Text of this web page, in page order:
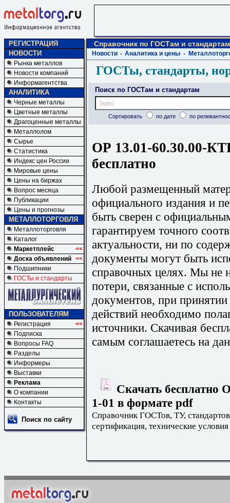
РЕГИСТРАЦИЯ
НОВОСТИ
Рынка металлов
Новости компаний
Информагентства
АНАЛИТИКА
Черные металлы
Цветные металлы
Драгоценные металлы
Металлолом
Сырье
Статистика
Индекс цен России
Мировые цены
Цены на биржах
Вопрос месяца
Публикации
Цены и прогнозы
МЕТАЛЛОТОРГОВЛЯ
Металлоторговля
Каталог
Маркетплейс
<<
Доска объявлений <<
Подшипники
ГОСТы и стандарты
ПОЛЬЗОВАТЕЛЯМ
Регистрация
<<
Подписка
Вопросы FAQ
Разделы
Информеры
Выставки
Реклама
О компании
Контакты
Поиск по сайту
Справочник по ГОСТам и стандартам
Новости Аналитика и цены
ГОСТы, стандарты,
Поиск по ГОСТам и стандартам
Сортировать по дате по
ОР 13.01-60.30.00-
бесплатно
Любой размещенный
официального издания и
быть сверен с
гарантируем точного
актуальности, ни по
документы могут быть
справочных целях. Мы не
потери, связанные с
документов, при
действий необходимо
источники. Скачивая
самым соглашаетесь на
Скачать бесплатно
1-01 в формате pdf
Справочник ГОСТов, ТУ,
сертификация, технические условия